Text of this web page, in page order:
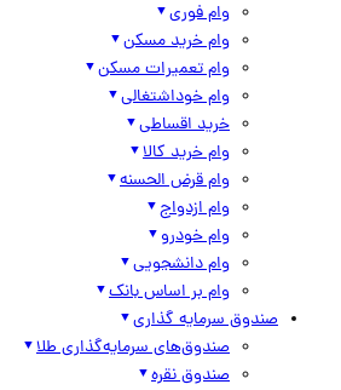
وام فوری
وام خرید مسکن
وام تعمیرات مسکن
وام خوداشتغالی
خرید اقساطی
وام خرید کالا
وام قرض الحسنه
وام ازدواج
وام خودرو
وام دانشجویی
وام بر اساس بانک
صندوق سرمایه گذاری
صندوق‌های سرمایه‌گذاری طلا
صندوق نقره